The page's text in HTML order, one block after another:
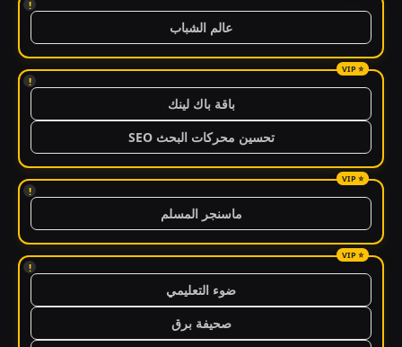
!
عالم الشباب
!
باقة باك لينك
تحسين محركات البحث SEO
!
ماسنجر المسلم
!
ضوء التعليمي
صحيفة برق